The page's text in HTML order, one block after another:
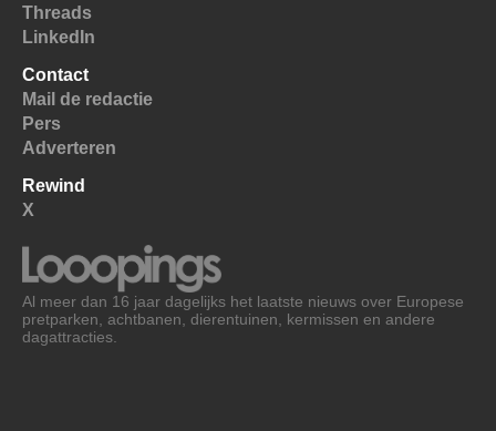
Threads
LinkedIn
Contact
Mail de redactie
Pers
Adverteren
Rewind
X
Al meer dan 16 jaar dagelijks het laatste nieuws over Europese
pretparken, achtbanen, dierentuinen, kermissen en andere
dagattracties.